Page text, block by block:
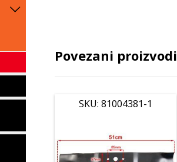
Povezani proizvodi
SKU: 81004381-1